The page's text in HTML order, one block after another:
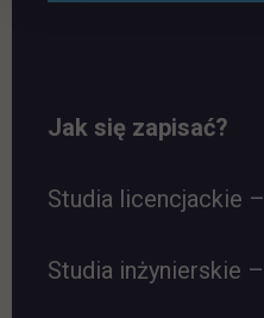
Jak się zapisać?
Studia licencjackie –
Studia inżynierskie –